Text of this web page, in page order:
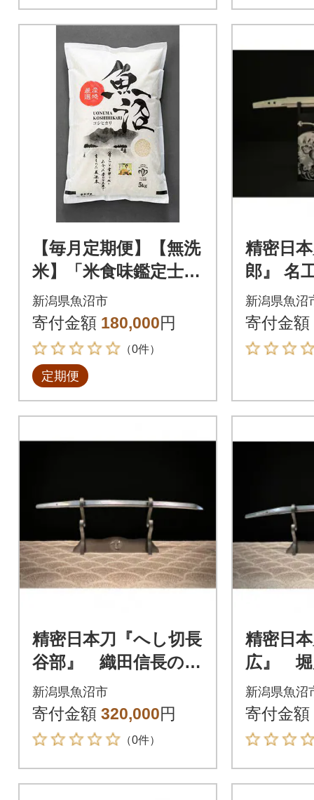
【毎月定期便】【無洗
米】「米食味鑑定士
厳選」魚沼産コシヒカ
リ[5kg]全12回
新潟県魚沼市
寄付金額 180,000円
（0件）
定期便
精密日
郎』 名
指
新潟県魚沼
寄付金額
精密日本刀『へし切長
谷部』 織田信長の愛
刀 ミニレプリカ
新潟県魚沼市
寄付金額 320,000円
（0件）
精密日
広』 堀
作 ミニ
新潟県魚沼
寄付金額